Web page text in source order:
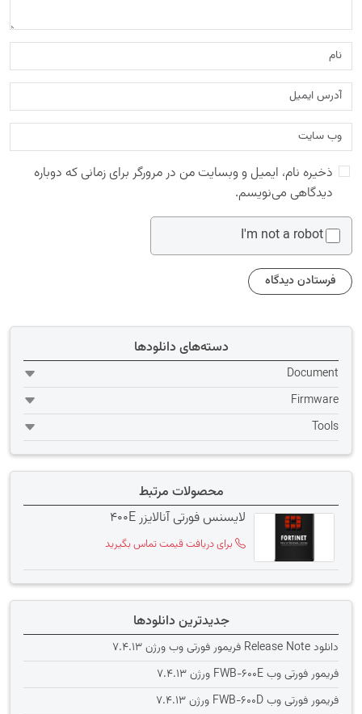
ذخیره نام، ایمیل و وبسایت من در مرورگر برای زمانی که دوباره
دیدگاهی می‌نویسم.
I'm not a robot
دسته‌های دانلودها
Document
Firmware
Tools
محصولات مرتبط
لایسنس فورتی آنالایزر 400E
برای دریافت قیمت تماس بگیرید
جدیدترین دانلودها
دانلود Release Note فریمور فورتی وب ورژن 7.4.13
فریمور فورتی وب FWB-600E ورژن 7.4.13
فریمور فورتی وب FWB-600D ورژن 7.4.13